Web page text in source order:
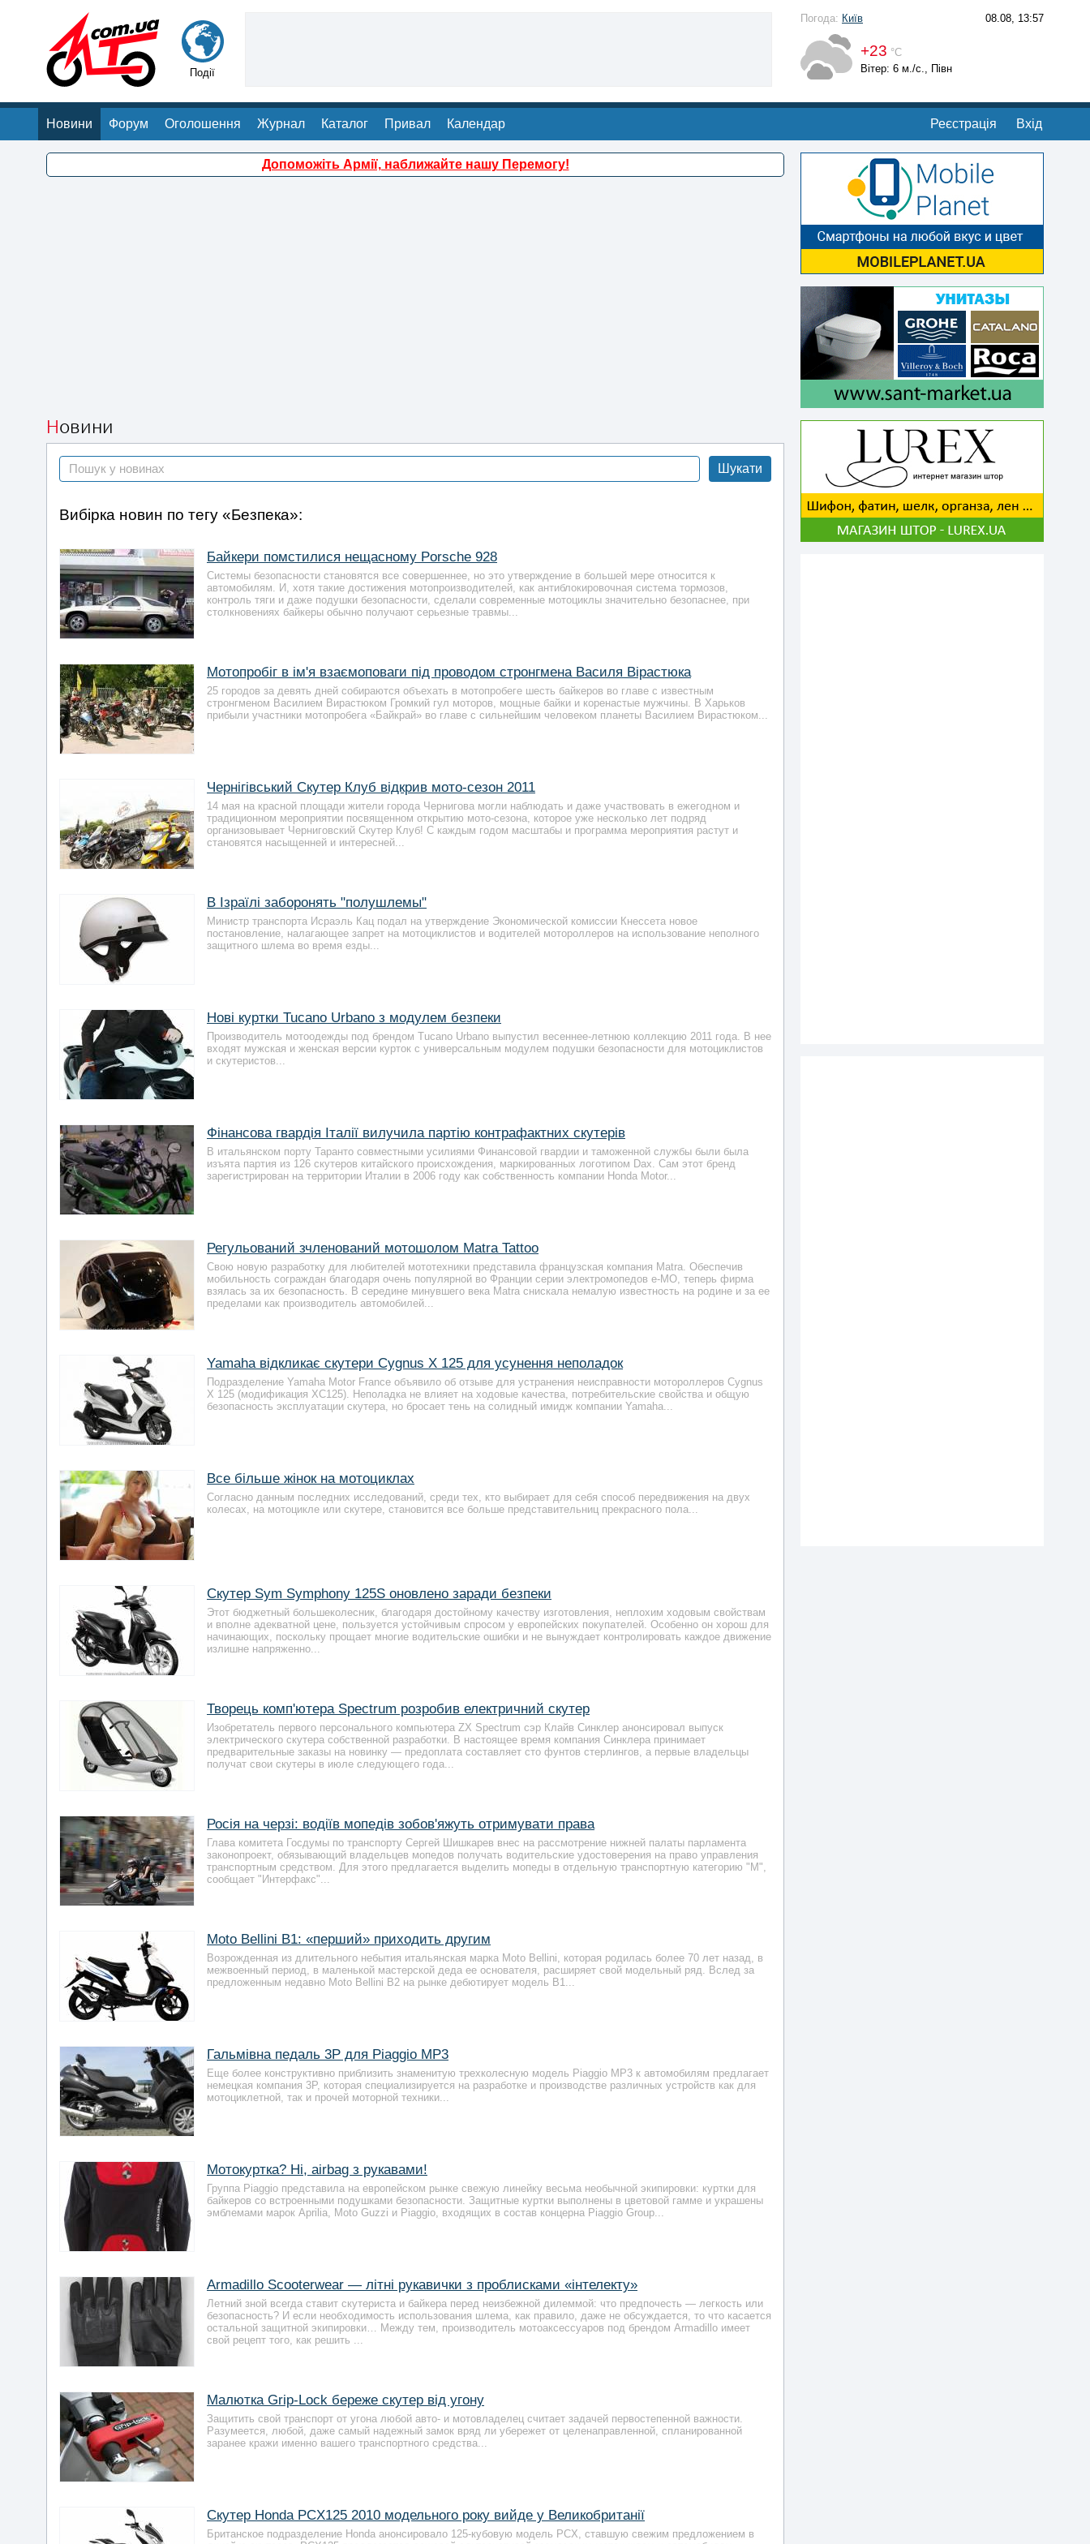
Події
Погода: Київ 08.08, 13:57
+23 °С
Вітер: 6 м./с., Півн
Новини Форум Оголошення Журнал Каталог Привал Календар Реєстрація Вхід
Допоможіть Армії, наближайте нашу Перемогу!
Новини
Шукати
Вибірка новин по тегу «Безпека»:
Байкери помстилися нещасному Porsche 928
Системы безопасности становятся все совершеннее, но это утверждение в большей мере относится к
автомобилям. И, хотя такие достижения мотопроизводителей, как антиблокировочная система тормозов,
контроль тяги и даже подушки безопасности, сделали современные мотоциклы значительно безопаснее, при
столкновениях байкеры обычно получают серьезные травмы...
Мотопробіг в ім'я взаємоповаги під проводом стронгмена Василя Вірастюка
25 городов за девять дней собираются объехать в мотопробеге шесть байкеров во главе с известным
стронгменом Василием Вирастюком Громкий гул моторов, мощные байки и коренастые мужчины. В Харьков
прибыли участники мотопробега «Байкрай» во главе с сильнейшим человеком планеты Василием Вирастюком...
Чернігівський Скутер Клуб відкрив мото-сезон 2011
14 мая на красной площади жители города Чернигова могли наблюдать и даже участвовать в ежегодном и
традиционном мероприятии посвященном открытию мото-сезона, которое уже несколько лет подряд
организовывает Черниговский Скутер Клуб! С каждым годом масштабы и программа мероприятия растут и
становятся насыщенней и интересней...
В Ізраїлі заборонять "полушлемы"
Министр транспорта Исраэль Кац подал на утверждение Экономической комиссии Кнессета новое
постановление, налагающее запрет на мотоциклистов и водителей мотороллеров на использование неполного
защитного шлема во время езды...
Нові куртки Tucano Urbano з модулем безпеки
Производитель мотоодежды под брендом Tucano Urbano выпустил весеннее-летнюю коллекцию 2011 года. В нее
входят мужская и женская версии курток с универсальным модулем подушки безопасности для мотоциклистов
и скутеристов...
Фінансова гвардія Італії вилучила партію контрафактних скутерів
В итальянском порту Таранто совместными усилиями Финансовой гвардии и таможенной службы были была
изъята партия из 126 скутеров китайского происхождения, маркированных логотипом Dax. Сам этот бренд
зарегистрирован на территории Италии в 2006 году как собственность компании Honda Motor...
Регульований зчленований мотошолом Matra Tattoo
Свою новую разработку для любителей мототехники представила французская компания Matra. Обеспечив
мобильность сограждан благодаря очень популярной во Франции серии электромопедов e-MO, теперь фирма
взялась за их безопасность. В середине минувшего века Matra снискала немалую известность на родине и за ее
пределами как производитель автомобилей...
Yamaha відкликає скутери Cygnus X 125 для усунення неполадок
Подразделение Yamaha Motor France объявило об отзыве для устранения неисправности мотороллеров Cygnus
X 125 (модификация XC125). Неполадка не влияет на ходовые качества, потребительские свойства и общую
безопасность эксплуатации скутера, но бросает тень на солидный имидж компании Yamaha...
Все більше жінок на мотоциклах
Согласно данным последних исследований, среди тех, кто выбирает для себя способ передвижения на двух
колесах, на мотоцикле или скутере, становится все больше представительниц прекрасного пола...
Скутер Sym Symphony 125S оновлено заради безпеки
Этот бюджетный большеколесник, благодаря достойному качеству изготовления, неплохим ходовым свойствам
и вполне адекватной цене, пользуется устойчивым спросом у европейских покупателей. Особенно он хорош для
начинающих, поскольку прощает многие водительские ошибки и не вынуждает контролировать каждое движение
излишне напряженно...
Творець комп'ютера Spectrum розробив електричний скутер
Изобретатель первого персонального компьютера ZX Spectrum сэр Клайв Синклер анонсировал выпуск
электрического скутера собственной разработки. В настоящее время компания Синклера принимает
предварительные заказы на новинку — предоплата составляет сто фунтов стерлингов, а первые владельцы
получат свои скутеры в июле следующего года...
Росія на черзі: водіїв мопедів зобов'яжуть отримувати права
Глава комитета Госдумы по транспорту Сергей Шишкарев внес на рассмотрение нижней палаты парламента
законопроект, обязывающий владельцев мопедов получать водительские удостоверения на право управления
транспортным средством. Для этого предлагается выделить мопеды в отдельную транспортную категорию "М",
сообщает "Интерфакс"...
Moto Bellini B1: «перший» приходить другим
Возрожденная из длительного небытия итальянская марка Moto Bellini, которая родилась более 70 лет назад, в
межвоенный период, в маленькой мастерской деда ее основателя, расширяет свой модельный ряд. Вслед за
предложенным недавно Moto Bellini B2 на рынке дебютирует модель В1...
Гальмівна педаль 3P для Piaggio MP3
Еще более конструктивно приблизить знаменитую трехколесную модель Piaggio MP3 к автомобилям предлагает
немецкая компания 3P, которая специализируется на разработке и производстве различных устройств как для
мотоциклетной, так и прочей моторной техники...
Мотокуртка? Ні, airbag з рукавами!
Группа Piaggio представила на европейском рынке свежую линейку весьма необычной экипировки: куртки для
байкеров со встроенными подушками безопасности. Защитные куртки выполнены в цветовой гамме и украшены
эмблемами марок Aprilia, Moto Guzzi и Piaggio, входящих в состав концерна Piaggio Group...
Armadillo Scooterwear — літні рукавички з проблисками «інтелекту»
Летний зной всегда ставит скутериста и байкера перед неизбежной дилеммой: что предпочесть — легкость или
безопасность? И если необходимость использования шлема, как правило, даже не обсуждается, то что касается
остальной защитной экипировки… Между тем, производитель мотоаксессуаров под брендом Armadillo имеет
свой рецепт того, как решить ...
Малютка Grip-Lock береже скутер від угону
Защитить свой транспорт от угона любой авто- и мотовладелец считает задачей первостепенной важности.
Разумеется, любой, даже самый надежный замок вряд ли убережет от целенаправленной, спланированной
заранее кражи именно вашего транспортного средства...
Скутер Honda PCX125 2010 модельного року вийде у Великобританії
Британское подразделение Honda анонсировало 125-кубовую модель PCX, ставшую свежим предложением в